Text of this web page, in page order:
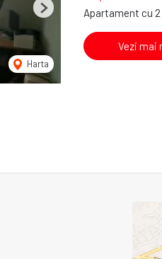
Harta
Next Apartament cu
Vezi mai